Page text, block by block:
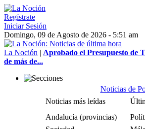
Regístrate
Iniciar Sesión
Domingo, 09 de Agosto de 2026 - 5:51 am
La Noción | Aprobado el Presupuesto de
de más de...
Noticias de
Noticias más leídas
Andalucía (provincias)